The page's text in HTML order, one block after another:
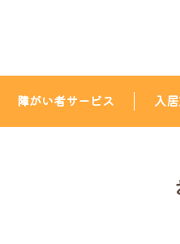
障がい者サービス 入